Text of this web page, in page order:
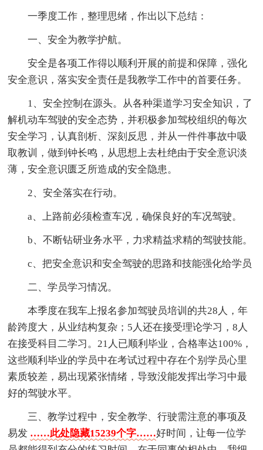
一季度工作，整理思绪，作出以下总结：
一、安全为教学护航。
安全是各项工作得以顺利开展的前提和保障，强化
安全意识，落实安全责任是我教学工作中的首要任务。
1、安全控制在源头。从各种渠道学习安全知识，了
解机动车驾驶的安全态势，并积极参加驾校组织的每次
安全学习，认真剖析、深刻反思，并从一件件事故中吸
取教训，做到钟长鸣，从思想上去杜绝由于安全意识淡
薄，安全意识匮乏所造成的安全隐患。
2、安全落实在行动。
a、上路前必须检查车况，确保良好的车况驾驶。
b、不断钻研业务水平，力求精益求精的驾驶技能。
c、把安全意识和安全驾驶的思路和技能强化给学员
二、学员学习情况。
本季度在我车上报名参加驾驶员培训的共28人，年
龄跨度大，从业结构复杂；5人还在接受理论学习，8人
在接受科目二学习。21人已顺利毕业，合格率达100%，
这些顺利毕业的学员中在考试过程中存在个别学员心里
素质较差，易出现紧张情绪，导致没能发挥出学习中最
好的驾驶水平。
三、教学过程中，安全教学、行驶需注意的事项及
易发 ……此处隐藏15239个字……好时间，让每一位学